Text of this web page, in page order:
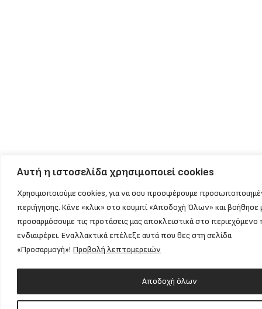
Αυτή η ιστοσελίδα χρησιμοποιεί cookies
Χρησιμοποιούμε cookies, για να σου προσφέρουμε
περιήγησης. Κάνε «κλικ» στο κουμπί «Αποδοχή Όλων» και βοήθησε
προσαρμόσουμε τις προτάσεις μας αποκλειστικά στο περιεχόμενο
ενδιαφέρει. Εναλλακτικά επέλεξε αυτά που θες στη σελίδα
«Προσαρμογή»! Προβολή λεπτομερειών
Αποδοχή όλων